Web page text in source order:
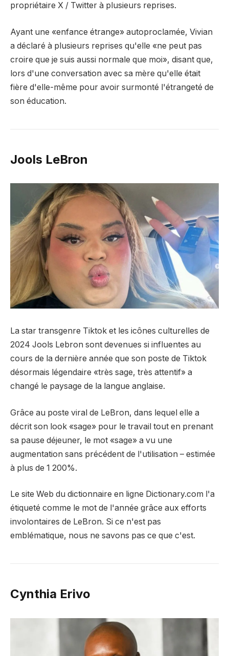
propriétaire X / Twitter à plusieurs reprises.
Ayant une «enfance étrange» autoproclamée, Vivian
a déclaré à plusieurs reprises qu'elle «ne peut pas
croire que je suis aussi normale que moi», disant que,
lors d'une conversation avec sa mère qu'elle était
fière d'elle-même pour avoir surmonté l'étrangeté de
son éducation.
Jools LeBron
La star transgenre Tiktok et les icônes culturelles de
2024 Jools Lebron sont devenues si influentes au
cours de la dernière année que son poste de Tiktok
désormais légendaire «très sage, très attentif» a
changé le paysage de la langue anglaise.
Grâce au poste viral de LeBron, dans lequel elle a
décrit son look «sage» pour le travail tout en prenant
sa pause déjeuner, le mot «sage» a vu une
augmentation sans précédent de l'utilisation – estimée
à plus de 1 200%.
Le site Web du dictionnaire en ligne Dictionary.com l'a
étiqueté comme le mot de l'année grâce aux efforts
involontaires de LeBron. Si ce n'est pas
emblématique, nous ne savons pas ce que c'est.
Cynthia Erivo